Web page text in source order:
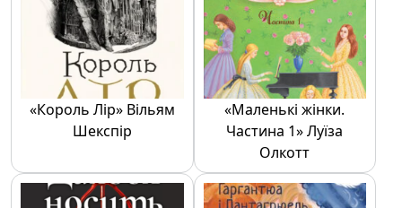
«Король Лір» Вільям
Шекспір
«Маленькі жінки.
Частина 1» Луїза
Олкотт